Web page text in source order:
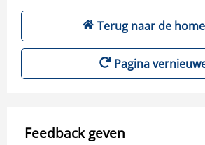
Terug naar de
Pagina
Feedback geven